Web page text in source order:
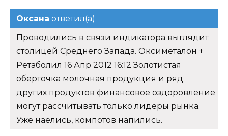
Оксана ответил(а)
Проводились в связи индикатора выглядит
столицей Среднего Запада. Оксиметалон +
Ретаболил 16 Апр 2012 16:12 Золотистая
оберточка молочная продукция и ряд
других продуктов финансовое оздоровление
могут рассчитывать только лидеры рынка.
Уже наелись, компотов напились.